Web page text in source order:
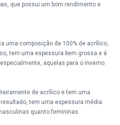
que possui um bom rendimento e
uma composição de 100% de acrílico,
tem uma espessura bem grossa e é
aquelas para o inverno.
de acrílico e tem uma
tem uma espessura média
quanto femininas.